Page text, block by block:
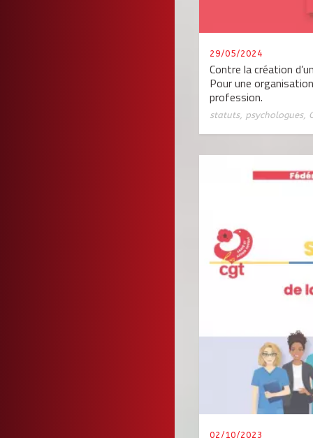
29/05/2024
Contre la création
Pour une
profession.
statuts, psychologues,
02/10/2023